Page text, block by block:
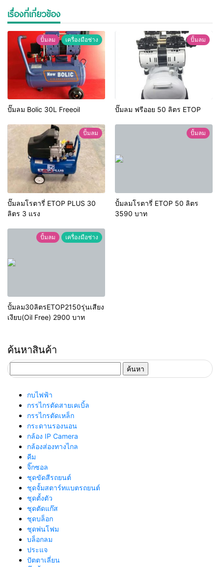
เรื่องที่เกี่ยวข้อง
ปั้มลม เครื่องมือช่าง
ปั๊มลม Bolic 30L Freeoil
ปั้มลม
ปั๊มลม ฟรีออย 50 ลิตร ETOP
ปั้มลม
ปั๊มลมโรตารี่ ETOP PLUS 30
ลิตร 3 แรง
ปั้มลม
ปั้มลมโรตารี่ ETOP 50 ลิตร
3590 บาท
ปั้มลม เครื่องมือช่าง
ปั้มลม30ลิตรETOP2150รุ่นเสียง
เงียบ(Oil Free) 2900 บาท
ค้นหาสินค้า
สำหรับ:
กบไฟฟ้า
กรรไกรตัดสายเคเบิ้ล
กรรไกรตัดเหล็ก
กระดานรองนอน
กล้อง IP Camera
กล้องส่องทางไกล
คีม
จิ๊กซอล
ชุดขัดสีรถยนต์​
ชุดจั้มสตาร์ทแบตรถยนต์
ชุดตั้งตัว
ชุดตัดแก๊ส
ชุดบล็อก
ชุดพ่นโฟม
บล็อกลม
ประแจ
ปัตตาเลี่ยน